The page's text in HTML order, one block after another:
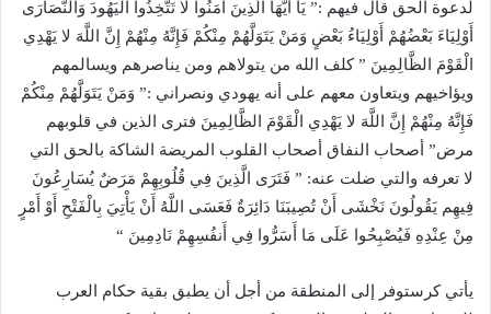
لدعوة الحق قال فيهم :” يَا أَيُّهَا الَّذِينَ آمَنُوا لا تَتَّخِذُوا الْيَهُودَ وَالنَّصَارَى
أَوْلِيَاءَ بَعْضُهُمْ أَوْلِيَاءُ بَعْضٍ وَمَنْ يَتَوَلَّهُمْ مِنْكُمْ فَإِنَّهُ مِنْهُمْ إِنَّ اللَّهَ لا يَهْدِي
الْقَوْمَ الظَّالِمِينَ ” كلف الله من يتولاهم ومن يناصرهم ويسالمهم
ويؤاخيهم ويتعاون معهم على أنه يهودي ونصراني :” وَمَنْ يَتَوَلَّهُمْ مِنْكُمْ
فَإِنَّهُ مِنْهُمْ إِنَّ اللَّهَ لا يَهْدِي الْقَوْمَ الظَّالِمِينَ فترى الذين في قلوبهم
مرض” أصحاب النفاق أصحاب القلوب المريضة الشاكة بالحق التي
لا تعرفه والتي ضلت عنه: ” فَتَرَى الَّذِينَ فِي قُلُوبِهِمْ مَرَضٌ يُسَارِعُونَ
فِيهِم يَقُولُونَ نَخْشَى أَنْ تُصِيبَنَا دَائِرَةٌ فَعَسَى اللَّهُ أَنْ يَأْتِيَ بِالْفَتْحِ أَوْ أَمْرٍ
مِنْ عِنْدِهِ فَيُصْبِحُوا عَلَى مَا أَسَرُّوا فِي أَنفُسِهِمْ نَادِمِينَ “
يأتي كرستوفر إلى المنطقة من أجل أن يطبق بقية حكام العرب